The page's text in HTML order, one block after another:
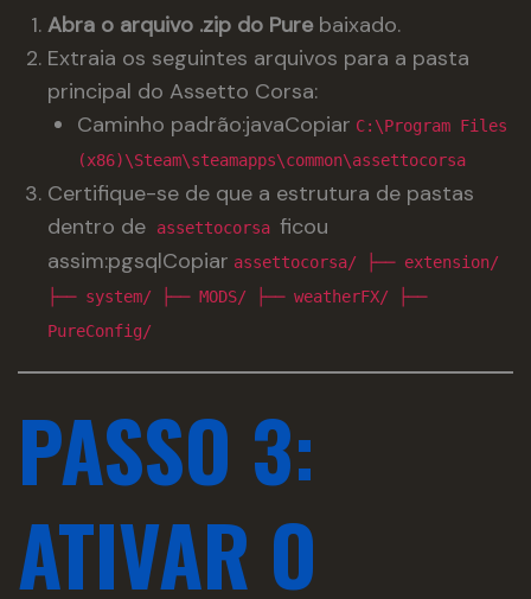
Abra o arquivo .zip do Purebaixado.
Extraia os seguintes arquivos para a pasta
principal do Assetto Corsa:
Caminho padrão:javaCopiar C:\Program Files
(x86)\Steam\steamapps\common\assettocorsa
Certifique-se de que a estrutura de pastas
dentro de
assettocorsa ficou
assim:pgsqlCopiar assettocorsa/ ├── extension/
├── system/ ├── MODS/ ├── weatherFX/ ├──
PureConfig/
PASSO 3:
ATIVAR O